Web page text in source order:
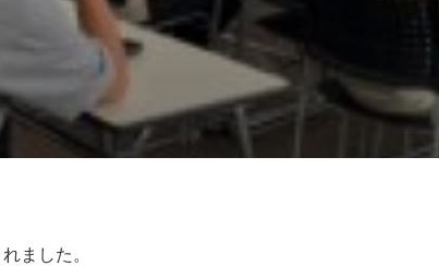
ました。